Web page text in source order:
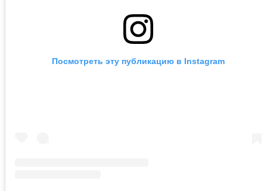
Посмотреть эту публикацию в Instagram